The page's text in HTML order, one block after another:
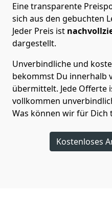
Eine transparente
sich aus den gebuchten
Jeder Preis ist
dargestellt.
Unverbindliche und
bekommst Du innerhalb
übermittelt. Jede Offerte
vollkommen
Was können wir für Dich
Kostenloses